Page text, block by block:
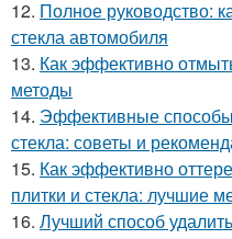
12. Полное руководство:
стекла автомобиля
13. Как эффективно
методы
14. Эффективные способы
стекла: советы и
15. Как эффективно
плитки и стекла: лучшие
16. Лучший способ